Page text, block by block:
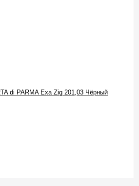
di PARMA Exa Zig 201,03 Чёрный